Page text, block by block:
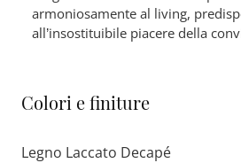
armoniosamente al living,
all’insostituibile piacere della
Colori e finiture
Legno Laccato Decapé